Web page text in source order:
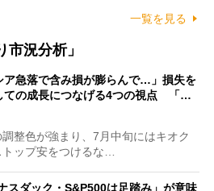
一覧を見る
況分析」
ア急落で含み損が膨らんで…」損失を
ての成長につなげる4つの視点 「…
整色が強まり、7月中旬にはキオク
ップ安をつけるな…
スダック・S&P500は足踏み」が意味